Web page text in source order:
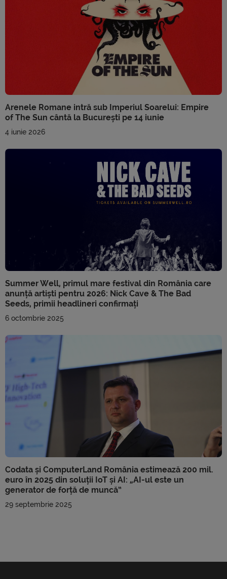
Arenele Romane intră sub Imperiul Soarelui: Empire
of The Sun cântă la București pe 14 iunie
4 iunie 2026
Summer Well, primul mare festival din România care
anunță artiști pentru 2026: Nick Cave & The Bad
Seeds, primii headlineri confirmați
6 octombrie 2025
Codata și ComputerLand România estimează 200 mil.
euro în 2025 din soluții IoT și AI: „AI-ul este un
generator de forță de muncă”
29 septembrie 2025